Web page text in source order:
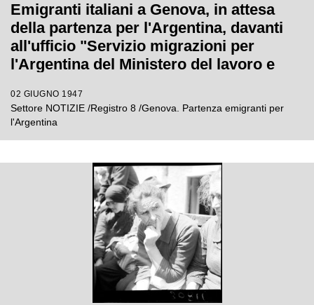
Emigranti italiani a Genova, in attesa
della partenza per l'Argentina, davanti
all'ufficio "Servizio migrazioni per
l'Argentina del Ministero del lavoro e
02 GIUGNO 1947
Settore NOTIZIE /Registro 8 /Genova. Partenza emigranti per
l'Argentina